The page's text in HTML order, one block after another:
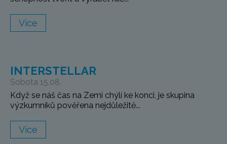
Více
INTERSTELLAR
Sobota 15.08.
Když se náš čas na Zemi chýlí ke konci, je skupina
výzkumníků pověřena nejdůležitě...
Více